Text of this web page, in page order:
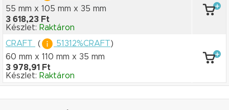
55 mm x 105 mm x 35 mm
3 618,23 Ft
Készlet: Raktáron
CRAFT
( 51312%CRAFT)
60 mm x 110 mm x 35 mm
3 978,91 Ft
Készlet: Raktáron